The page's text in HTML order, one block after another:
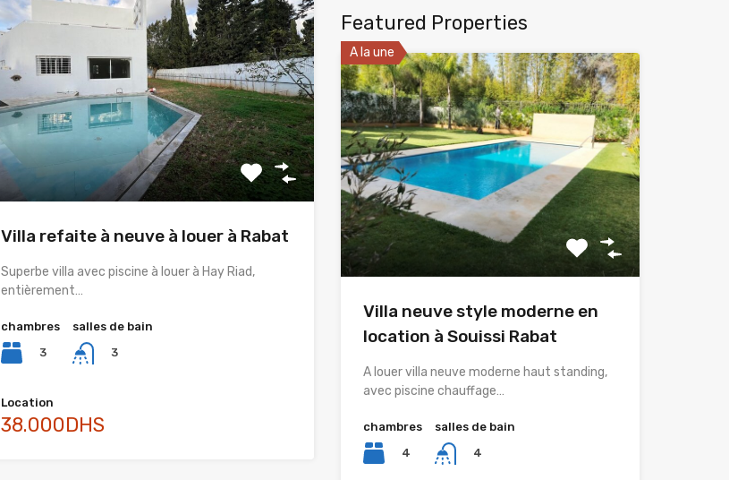
Villa refaite à neuve à louer à Rabat
Superbe villa avec piscine à louer à Hay Riad,
entièrement…
chambres
3
salles de bain
3
Location
38.000DHS
Featured Properties
A la une
Villa neuve style moderne en
location à Souissi Rabat
A louer villa neuve moderne haut standing,
avec piscine chauffage…
chambres
4
salles de bain
4